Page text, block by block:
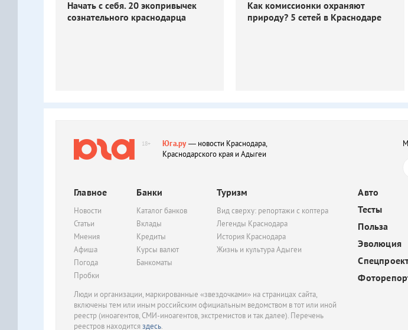
Начать с себя. 20 экопривычек
сознательного краснодарца
Как комиссионки охраняют
природу? 5 сетей в Краснодаре
18+ Юга.ру— новости Краснодара,
Краснодарского края и Адыгеи
Главное
Новости
Статьи
Мнения
Афиша
Погода
Пробки
Банки
Каталог банков
Вклады
Кредиты
Курсы валют
Банкоматы
Туризм
Вид сверху: репортажи с коптера
Легенды Краснодара
История Краснодара
Жизнь и культура Адыгеи
Авто
Тесты
Польза
Эволюция
Люди и организации, маркированные «звездочками» на страницах сайта,
включены тем или иным российским официальным ведомством в тот или иной
реестр (иноагентов, СМИ-иноагентов, экстремистов и так далее). Перечень
реестров находитсяздесь.